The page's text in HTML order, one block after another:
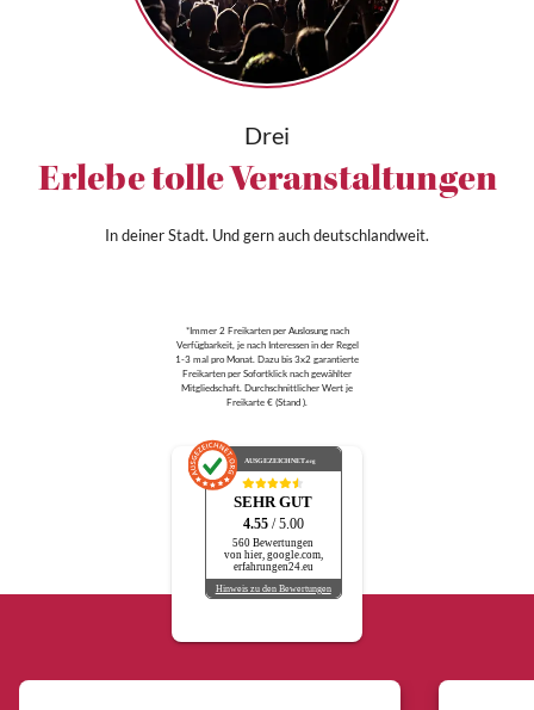
Drei
Erlebe tolle Veranstaltungen
In deiner Stadt. Und gern auch deutschlandweit.
*Immer 2 Freikarten per Auslosung nach
Verfügbarkeit, je nach Interessen in der Regel
1-3 mal pro Monat. Dazu bis 3x2 garantierte
Freikarten per Sofortklick nach gewählter
Mitgliedschaft. Durchschnittlicher Wert je
Freikarte € (Stand ).
AUSGEZEICHNET.org
SEHR GUT
4.55 / 5.00
560 Bewertungen
von hier, google.com,
erfahrungen24.eu
Hinweis zu den Bewertungen